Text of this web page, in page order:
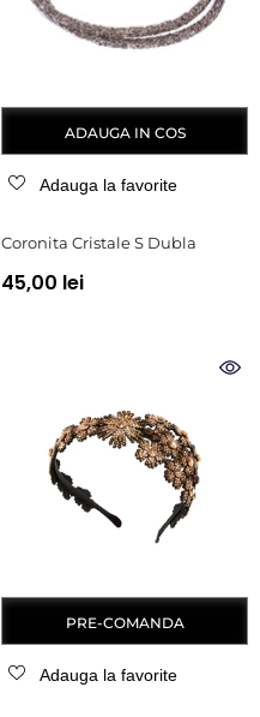
ADAUGA IN COS
Adauga la favorite
Coronita Cristale S Dubla
45,00 lei
PRE-COMANDA
Adauga la favorite